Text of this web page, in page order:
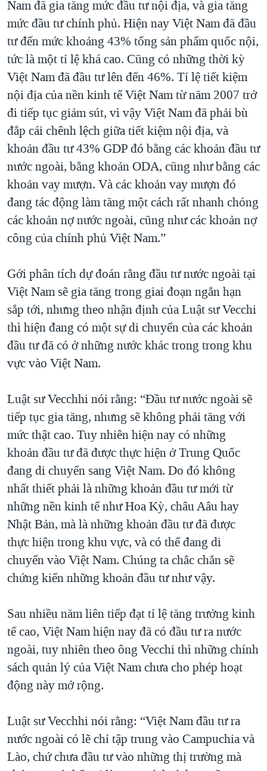
Nam đã gia tăng mức đầu tư nội địa, và gia tăng
mức đầu tư chính phủ. Hiện nay Việt Nam đã đầu
tư đến mức khoảng 43% tổng sản phẩm quốc nội,
tức là một tỉ lệ khá cao. Cũng có những thời kỳ
Việt Nam đã đầu tư lên đến 46%. Tỉ lệ tiết kiệm
nội địa của nền kinh tế Việt Nam từ năm 2007 trở
đi tiếp tục giảm sút, vì vậy Việt Nam đã phải bù
đắp cái chênh lệch giữa tiết kiệm nội địa, và
khoản đầu tư 43% GDP đó bằng các khoản đầu tư
nước ngoài, bằng khoản ODA, cũng như bằng các
khoản vay mượn. Và các khoản vay mượn đó
đang tác động làm tăng một cách rất nhanh chóng
các khoản nợ nước ngoài, cũng như các khoản nợ
công của chính phủ Việt Nam.”
Gới phân tích dự đoán rằng đầu tư nước ngoài tại
Việt Nam sẽ gia tăng trong giai đoạn ngắn hạn
sắp tới, nhưng theo nhận định của Luật sư Vecchi
thì hiện đang có một sự di chuyển của các khoản
đầu tư đã có ở những nước khác trong trong khu
vực vào Việt Nam.
Luật sư Vecchhi nói rằng: “Đầu tư nước ngoài sẽ
tiếp tục gia tăng, nhưng sẽ không phải tăng với
mức thật cao. Tuy nhiên hiện nay có những
khoản đầu tư đã được thực hiện ở Trung Quốc
đang di chuyển sang Việt Nam. Do đó không
nhất thiết phải là những khoản đầu tư mới từ
những nền kinh tế như Hoa Kỳ, châu Aâu hay
Nhật Bản, mà là những khoản đầu tư đã được
thực hiện trong khu vực, và có thể đang di
chuyển vào Việt Nam. Chúng ta chắc chắn sẽ
chứng kiến những khoản đầu tư như vậy.
Sau nhiều năm liên tiếp đạt tỉ lệ tăng trưởng kinh
tế cao, Việt Nam hiện nay đã có đầu tư ra nước
ngoài, tuy nhiên theo ông Vecchi thì những chính
sách quản lý của Việt Nam chưa cho phép hoạt
động này mở rộng.
Luật sư Vecchhi nói rằng: “Việt Nam đầu tư ra
nước ngoài có lẽ chỉ tập trung vào Campuchia và
Lào, chứ chưa đầu tư vào những thị trường mà